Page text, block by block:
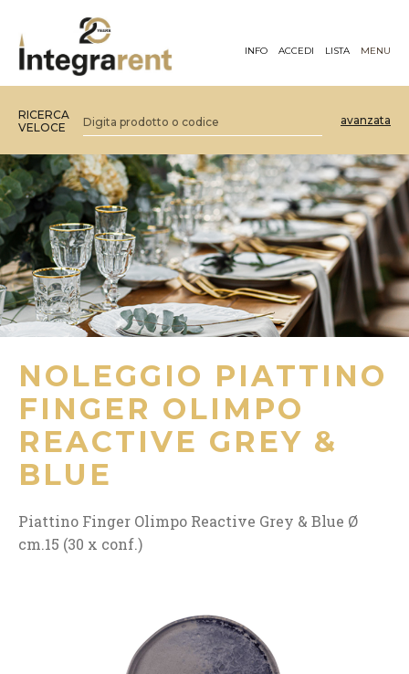
INFO ACCEDI LISTA MENU
RICERCA
VELOCE
avanzata
NOLEGGIO PIATTINO
FINGER OLIMPO
REACTIVE GREY &
BLUE
Piattino Finger Olimpo Reactive Grey & Blue Ø
cm.15 (30 x conf.)